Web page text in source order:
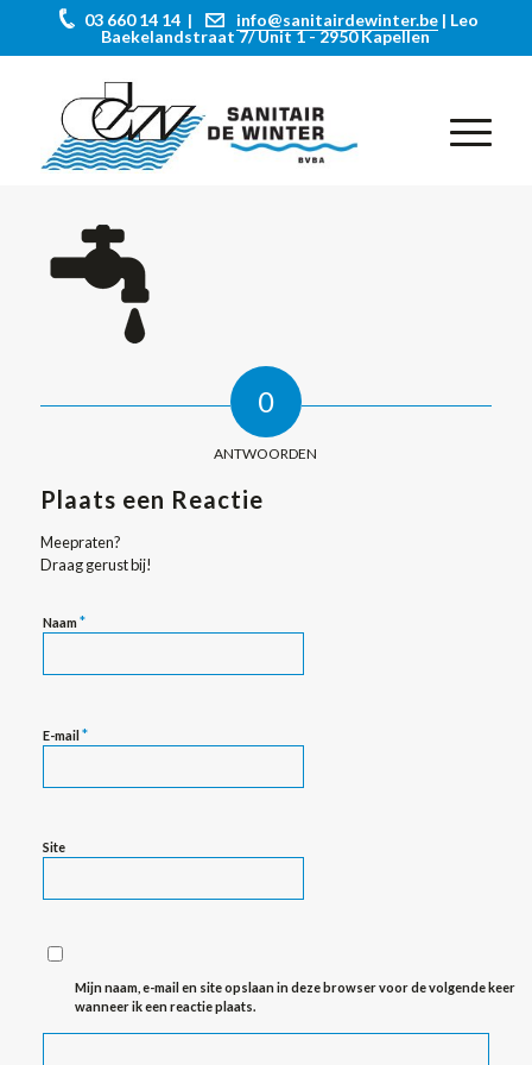
03 660 14 14 | info@sanitairdewinter.be| Leo
Baekelandstraat 7/ Unit 1 - 2950 Kapellen
0
ANTWOORDEN
Plaats een Reactie
Meepraten?
Draag gerust bij!
Naam*
E-mail*
Site
Mijn naam, e-mail en site opslaan in deze browser voor de volgende keer
wanneer ik een reactie plaats.